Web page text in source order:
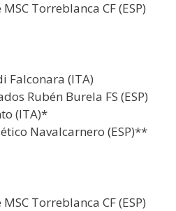
Torreblanca CF (ESP)
Falconara (ITA)
Rubén Burela FS (ESP)
(ITA)*
Navalcarnero (ESP)**
Torreblanca CF (ESP)